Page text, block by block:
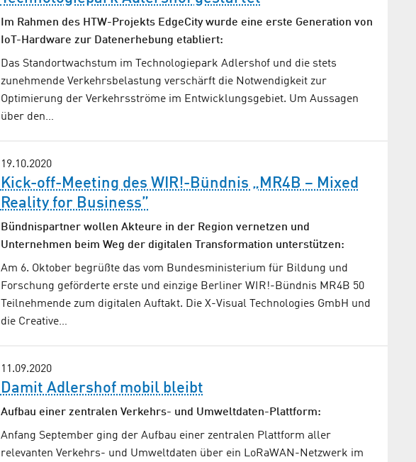
Im Rahmen des HTW-Projekts EdgeCity wurde eine erste Generation von
IoT-Hardware zur Datenerhebung etabliert:
Das Standortwachstum im Technologiepark Adlershof und die stets
zunehmende Verkehrsbelastung verschärft die Notwendigkeit zur
Optimierung der Verkehrsströme im Entwicklungsgebiet. Um Aussagen
über den…
19.10.2020
Kick-off-Meeting des WIR!-Bündnis „MR4B – Mixed
Reality for Business”
Bündnispartner wollen Akteure in der Region vernetzen und
Unternehmen beim Weg der digitalen Transformation unterstützen:
Am 6. Oktober begrüßte das vom Bundesministerium für Bildung und
Forschung geförderte erste und einzige Berliner WIR!-Bündnis MR4B 50
Teilnehmende zum digitalen Auftakt. Die X-Visual Technologies GmbH und
die Creative…
11.09.2020
Damit Adlershof mobil bleibt
Aufbau einer zentralen Verkehrs- und Umweltdaten-Plattform:
Anfang September ging der Aufbau einer zentralen Plattform aller
relevanten Verkehrs- und Umweltdaten über ein LoRaWAN-Netzwerk im